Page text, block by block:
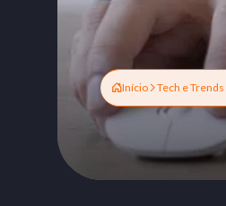
Início Tech e Trends